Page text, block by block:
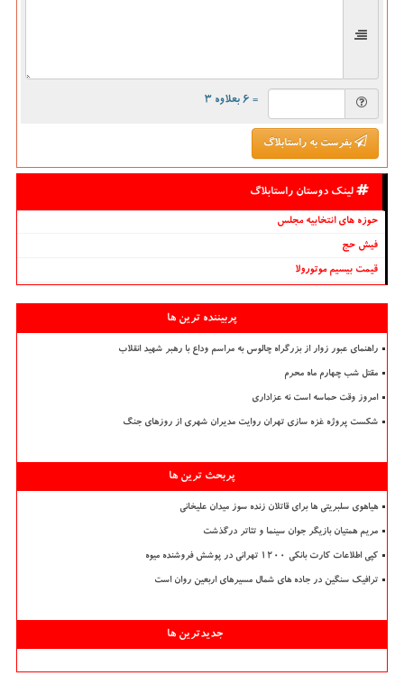
= ۶ بعلاوه ۳
بفرست به راستابلاگ
لینک دوستان راستابلاگ
حوزه های انتخابیه مجلس
فیش حج
قیمت بیسیم موتورولا
پربیننده ترین ها
راهنمای عبور زوار از بزرگراه چالوس به مراسم وداع با رهبر شهید انقلاب
مقتل شب چهارم ماه محرم
امروز وقت حماسه است نه عزاداری
شکست پروژه غزه سازی تهران روایت مدیران شهری از روزهای جنگ
پربحث ترین ها
هیاهوی سلبریتی ها برای قاتلان زنده سوز میدان علیخانی
مریم همتیان بازیگر جوان سینما و تئاتر درگذشت
کپی اطلاعات کارت بانکی ۱۲۰۰ تهرانی در پوشش فروشنده میوه
ترافیک سنگین در جاده های شمال مسیرهای اربعین روان است
جدیدترین ها